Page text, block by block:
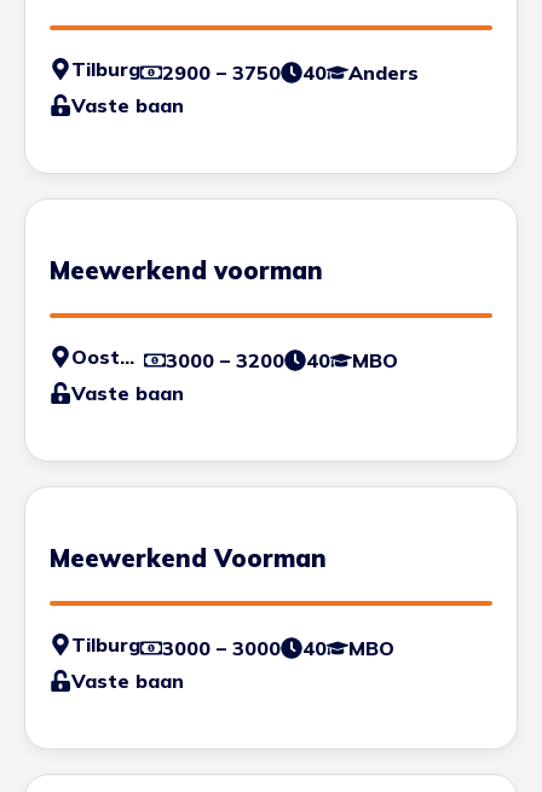
Tilburg 2900 – 3750 40
Anders
Vaste baan
Meewerkend voorman
Oosterhout 3000 – 3200 40
MBO
Vaste baan
Meewerkend Voorman
Tilburg 3000 – 3000 40
MBO
Vaste baan